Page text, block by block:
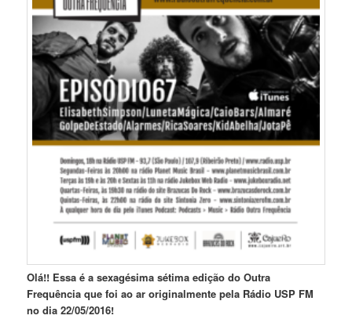
Olá!! Essa é a sexagésima sétima edição do Outra
Frequência que foi ao ar originalmente pela Rádio USP FM
no dia 22/05/2016!